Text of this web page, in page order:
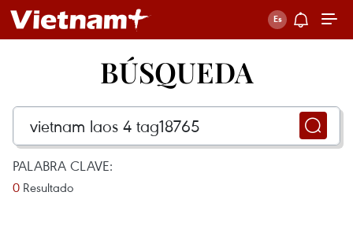
BÚSQUEDA
PALABRA CLAVE:
0 Resultado